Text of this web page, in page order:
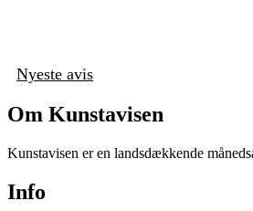
Nyeste avis
Om Kunstavisen
Kunstavisen er en landsdækkende
Info